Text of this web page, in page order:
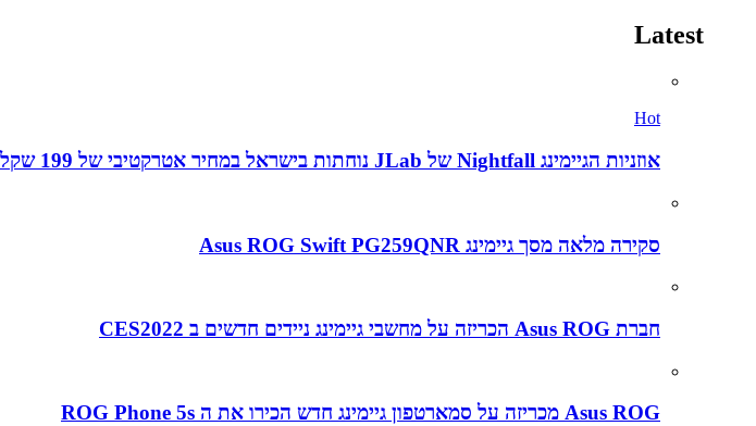
Latest
Hot
אוזניות הגיימינג Nightfall של JLab נוחתות בישראל במחיר אטרקטיבי של 199 שקלים – הנה הביקורת המלאה
סקירה מלאה מסך גיימינג Asus ROG Swift PG259QNR
חברת Asus ROG הכריזה על מחשבי גיימינג ניידים חדשים ב CES2022
Asus ROG מכריזה על סמארטפון גיימינג חדש הכירו את ה ROG Phone 5s